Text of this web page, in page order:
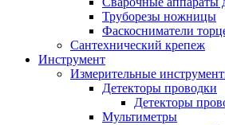
Труборезы ножницы
Фаскосниматели
Сантехнический крепеж
Инструмент
Измерительные
Детекторы проводки
Детекторы
Мультиметры